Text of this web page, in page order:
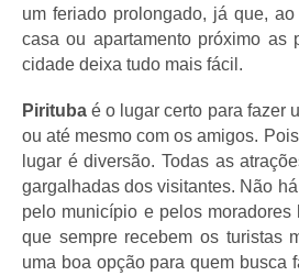
um feriado prolongado, já que,
casa ou apartamento próximo as
cidade deixa tudo mais fácil.
Pirituba é o lugar certo para fazer
ou até mesmo com os amigos.
lugar é diversão. Todas as
gargalhadas dos visitantes. Não
pelo município e pelos moradores
que sempre recebem os turistas
uma boa opção para quem busca